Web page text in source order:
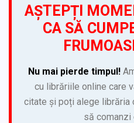
AȘTEPȚI
CA SĂ
Nu mai pierde timpul!
cu librăriile online care
citate și poți alege librăria
să comanzi